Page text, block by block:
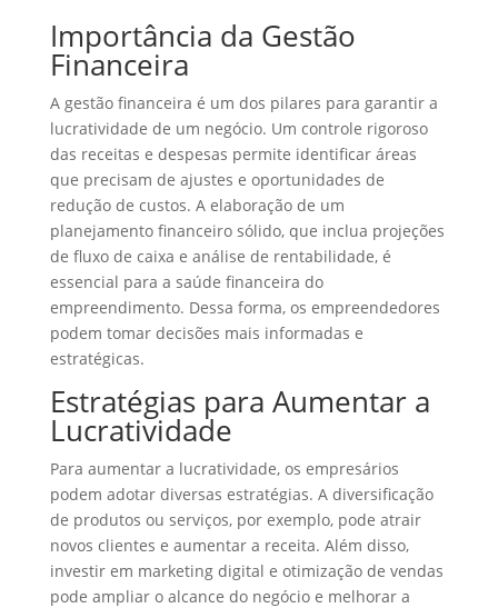
Importância da Gestão
Financeira
A gestão financeira é um dos pilares para garantir a
lucratividade de um negócio. Um controle rigoroso
das receitas e despesas permite identificar áreas
que precisam de ajustes e oportunidades de
redução de custos. A elaboração de um
planejamento financeiro sólido, que inclua projeções
de fluxo de caixa e análise de rentabilidade, é
essencial para a saúde financeira do
empreendimento. Dessa forma, os empreendedores
podem tomar decisões mais informadas e
estratégicas.
Estratégias para Aumentar a
Lucratividade
Para aumentar a lucratividade, os empresários
podem adotar diversas estratégias. A diversificação
de produtos ou serviços, por exemplo, pode atrair
novos clientes e aumentar a receita. Além disso,
investir em marketing digital e otimização de vendas
pode ampliar o alcance do negócio e melhorar a